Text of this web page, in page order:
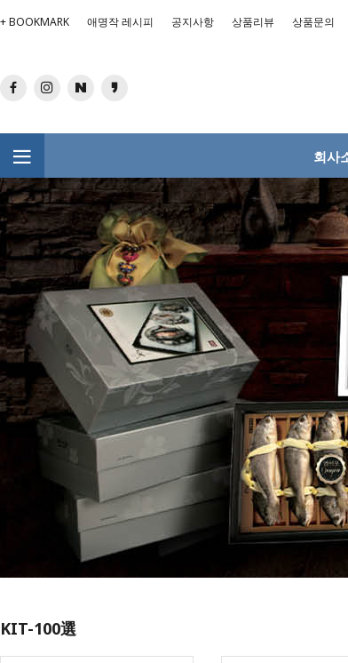
+ BOOKMARK 애명작 레시피 공지사항 상품리뷰 상품문의
회사
KIT-100選